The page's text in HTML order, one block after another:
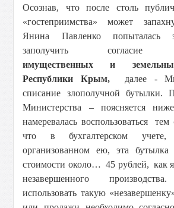
Осознав, что после столь
«гостеприимства» может
Янина Павленко попыталась
заполучить
имущественных и
Республики Крым,далее -
списание злополучной
Министерства – поясняется
намеревалась воспользоваться тем
что в бухгалтерском
организованном ею, эта бутылка
стоимости около… 45 рублей, как
незавершенного
использовать такую